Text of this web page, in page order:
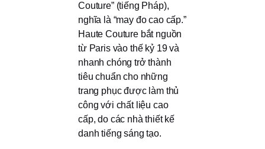
Couture” (tiếng Pháp),
nghĩa là “may đo cao cấp.”
Haute Couture bắt nguồn
từ Paris vào thế kỷ 19 và
nhanh chóng trở thành
tiêu chuẩn cho những
trang phục được làm thủ
công với chất liệu cao
cấp, do các nhà thiết kế
danh tiếng sáng tạo.